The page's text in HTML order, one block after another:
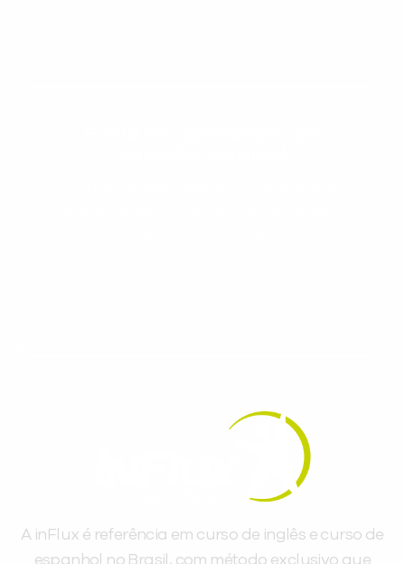
A inFlux é referência em curso de inglês e curso de
espanhol no Brasil, com método exclusivo que